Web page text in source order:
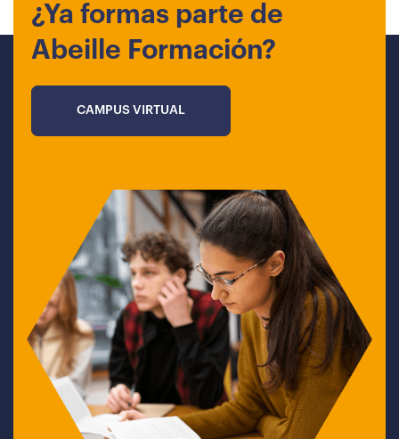
¿Ya formas parte de
Abeille Formación?
CAMPUS VIRTUAL